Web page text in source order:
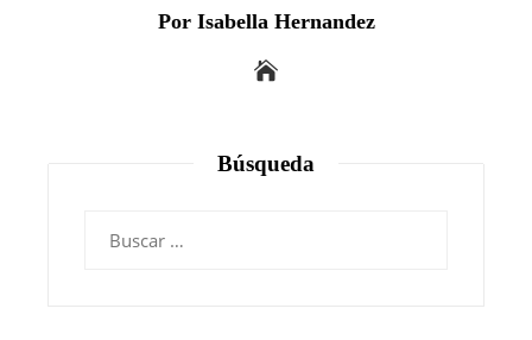
Por Isabella Hernandez
Búsqueda